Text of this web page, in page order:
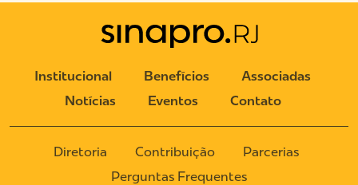
Institucional Benefícios
Associadas
Notícias
Eventos Contato
Diretoria Contribuição
Parcerias
Perguntas Frequentes